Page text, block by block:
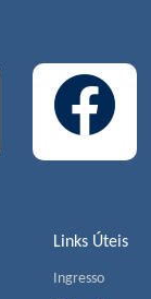
Links Úteis
Ingresso